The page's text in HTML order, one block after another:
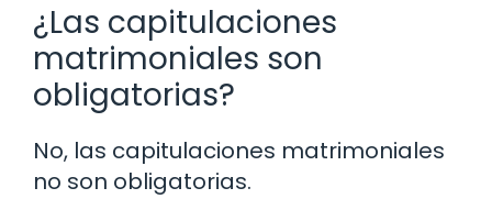
¿Las capitulaciones
matrimoniales son
obligatorias?
No, las capitulaciones matrimoniales
no son obligatorias.